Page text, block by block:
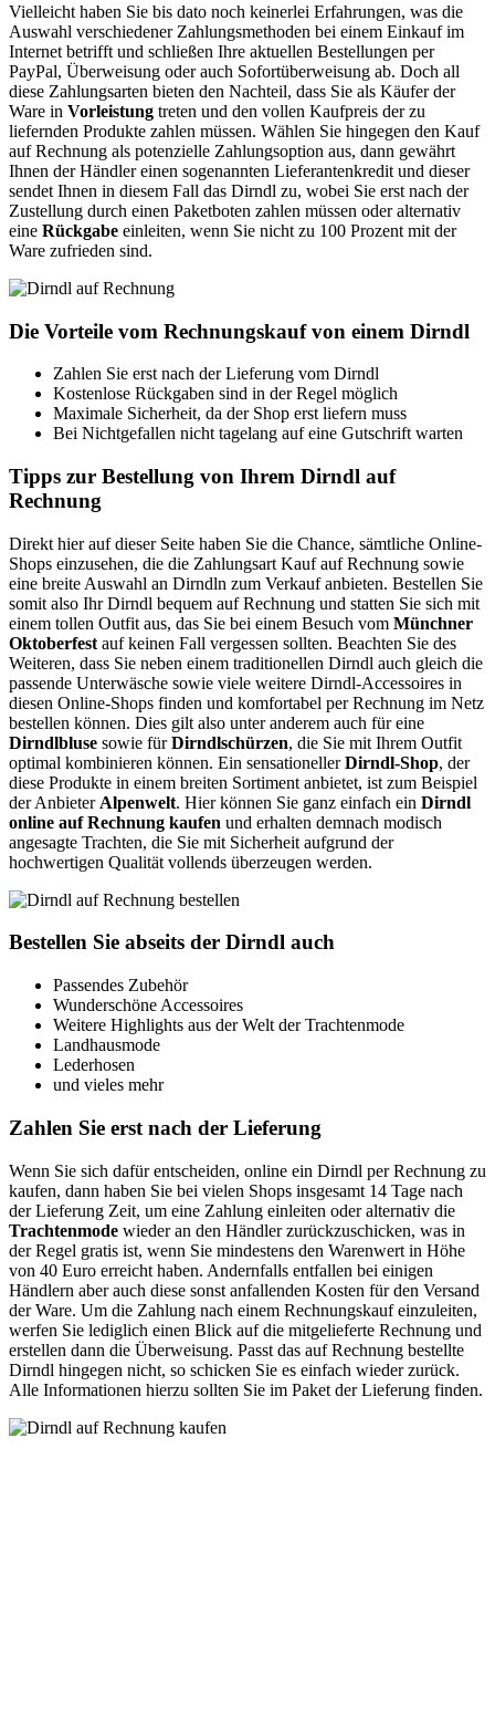
Vielleicht haben Sie bis dato noch keinerlei Erfahrungen, was die
Auswahl verschiedener Zahlungsmethoden bei einem Einkauf im
Internet betrifft und schließen Ihre aktuellen Bestellungen per
PayPal, Überweisung oder auch Sofortüberweisung ab. Doch all
diese Zahlungsarten bieten den Nachteil, dass Sie als Käufer der
Ware in Vorleistung treten und den vollen Kaufpreis der zu
liefernden Produkte zahlen müssen. Wählen Sie hingegen den Kauf
auf Rechnung als potenzielle Zahlungsoption aus, dann gewährt
Ihnen der Händler einen sogenannten Lieferantenkredit und dieser
sendet Ihnen in diesem Fall das Dirndl zu, wobei Sie erst nach der
Zustellung durch einen Paketboten zahlen müssen oder alternativ
eine Rückgabe einleiten, wenn Sie nicht zu 100 Prozent mit der
Ware zufrieden sind.
Die Vorteile vom Rechnungskauf von einem Dirndl
Zahlen Sie erst nach der Lieferung vom Dirndl
Kostenlose Rückgaben sind in der Regel möglich
Maximale Sicherheit, da der Shop erst liefern muss
Bei Nichtgefallen nicht tagelang auf eine Gutschrift warten
Tipps zur Bestellung von Ihrem Dirndl auf
Rechnung
Direkt hier auf dieser Seite haben Sie die Chance, sämtliche Online-
Shops einzusehen, die die Zahlungsart Kauf auf Rechnung sowie
eine breite Auswahl an Dirndln zum Verkauf anbieten. Bestellen Sie
somit also Ihr Dirndl bequem auf Rechnung und statten Sie sich mit
einem tollen Outfit aus, das Sie bei einem Besuch vom Münchner
Oktoberfest auf keinen Fall vergessen sollten. Beachten Sie des
Weiteren, dass Sie neben einem traditionellen Dirndl auch gleich die
passende Unterwäsche sowie viele weitere Dirndl-Accessoires in
diesen Online-Shops finden und komfortabel per Rechnung im Netz
bestellen können. Dies gilt also unter anderem auch für eine
Dirndlbluse sowie fürDirndlschürzen, die Sie mit Ihrem Outfit
optimal kombinieren können. Ein sensationellerDirndl-Shop, der
diese Produkte in einem breiten Sortiment anbietet, ist zum Beispiel
der Anbieter Alpenwelt. Hier können Sie ganz einfach ein Dirndl
online auf Rechnung kaufen und erhalten demnach modisch
angesagte Trachten, die Sie mit Sicherheit aufgrund der
hochwertigen Qualität vollends überzeugen werden.
Bestellen Sie abseits der Dirndl auch
Passendes Zubehör
Wunderschöne Accessoires
Weitere Highlights aus der Welt der Trachtenmode
Landhausmode
Lederhosen
und vieles mehr
Zahlen Sie erst nach der Lieferung
Wenn Sie sich dafür entscheiden, online ein Dirndl per Rechnung zu
kaufen, dann haben Sie bei vielen Shops insgesamt 14 Tage nach
der Lieferung Zeit, um eine Zahlung einleiten oder alternativ die
Trachtenmode wieder an den Händler zurückzuschicken, was in
der Regel gratis ist, wenn Sie mindestens den Warenwert in Höhe
von 40 Euro erreicht haben. Andernfalls entfallen bei einigen
Händlern aber auch diese sonst anfallenden Kosten für den Versand
der Ware. Um die Zahlung nach einem Rechnungskauf einzuleiten,
werfen Sie lediglich einen Blick auf die mitgelieferte Rechnung und
erstellen dann die Überweisung. Passt das auf Rechnung bestellte
Dirndl hingegen nicht, so schicken Sie es einfach wieder zurück.
Alle Informationen hierzu sollten Sie im Paket der Lieferung finden.